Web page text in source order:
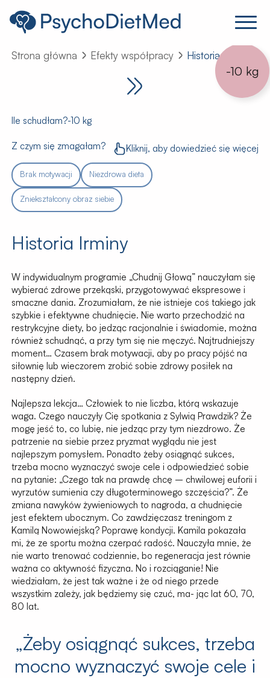
Strona główna Efekty współpracy Historia Irminy
-10 kg
Ile schudłam?-10 kg
Z czym się zmagałam? Kliknij, aby dowiedzieć się więcej
Brak motywacji Niezdrowa dieta
Zniekształcony obraz siebie
Historia Irminy
W indywidualnym programie „Chudnij Głową” nauczyłam się
wybierać zdrowe przekąski, przygotowywać ekspresowe i
smaczne dania. Zrozumiałam, że nie istnieje coś takiego jak
szybkie i efektywne chudnięcie. Nie warto przechodzić na
restrykcyjne diety, bo jedząc racjonalnie i świadomie, można
również schudnąć, a przy tym się nie męczyć. Najtrudniejszy
moment… Czasem brak motywacji, aby po pracy pójść na
siłownię lub wieczorem zrobić sobie zdrowy posiłek na
następny dzień.
Najlepsza lekcja… Człowiek to nie liczba, którą wskazuje
waga. Czego nauczyły Cię spotkania z Sylwią Prawdzik? Że
mogę jeść to, co lubię, nie jedząc przy tym niezdrowo. Że
patrzenie na siebie przez pryzmat wyglądu nie jest
najlepszym pomysłem. Ponadto żeby osiągnąć sukces,
trzeba mocno wyznaczyć swoje cele i odpowiedzieć sobie
na pytanie: „Czego tak na prawdę chcę – chwilowej euforii i
wyrzutów sumienia czy długoterminowego szczęścia?”. Że
zmiana nawyków żywieniowych to nagroda, a chudnięcie
jest efektem ubocznym. Co zawdzięczasz treningom z
Kamilą Nowowiejską? Poprawę kondycji. Kamila pokazała
mi, że ze sportu można czerpać radość. Nauczyła mnie, że
nie warto trenować codziennie, bo regeneracja jest równie
ważna co aktywność fizyczna. No i rozciąganie! Nie
wiedziałam, że jest tak ważne i że od niego przede
wszystkim zależy, jak będziemy się czuć, ma- jąc lat 60, 70,
80 lat.
„Żeby osiągnąć sukces, trzeba
mocno wyznaczyć swoje cele i